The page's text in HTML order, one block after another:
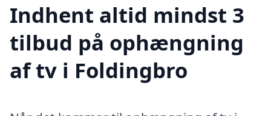
Indhent altid mindst 3
tilbud på ophængning
af tv i Foldingbro